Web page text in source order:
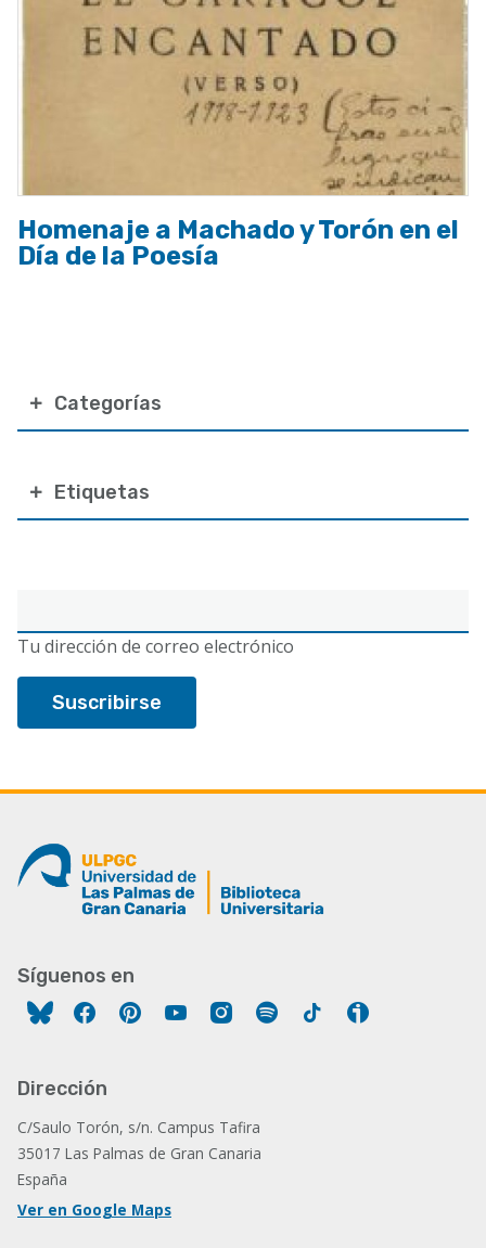
electrónico
Tu dirección de correo electrónico
Categorías
Etiquetas
Homenaje a Machado y Torón en el
Día de la Poesía
Síguenos en
FacebookPinterestYouTubeInstagram
Spotify Tiktok
Dirección
C/Saulo Torón, s/n. Campus Tafira
35017 Las Palmas de Gran Canaria
España
Ver en Google Maps